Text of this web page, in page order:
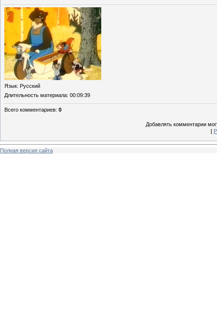
Язык: Русский
Длительность материала: 00:09:39
Всего комментариев: 0
Добавлять комментарии
[
Полная версия сайта